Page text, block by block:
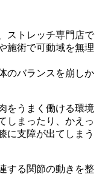
ストレッチ専門店で
施術で可動域を無理
のバランスを崩しか
をうまく働ける環境
しまったり、かえっ
に支障が出てしまう
する関節の動きを整